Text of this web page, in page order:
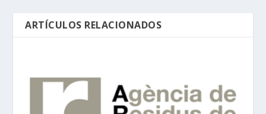
ARTÍCULOS RELACIONADOS